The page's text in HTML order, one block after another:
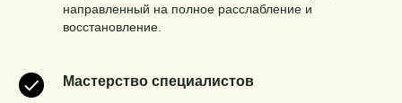
направленный на полное расслабление и
восстановление.
Мастерство специалистов